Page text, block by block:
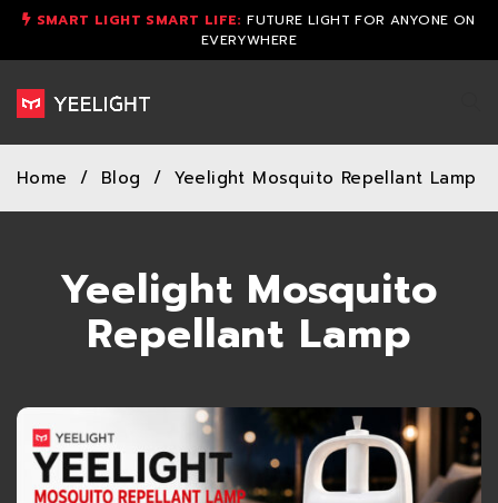
SMART LIGHT SMART LIFE: FUTURE LIGHT FOR ANYONE ON
EVERYWHERE
Home / Blog / Yeelight Mosquito Repellant Lamp
Yeelight Mosquito
Repellant Lamp